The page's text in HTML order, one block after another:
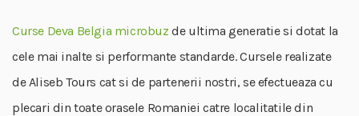
Curse Deva Belgia microbuz de ultima generatie si dotat la
cele mai inalte si performante standarde. Cursele realizate
de Aliseb Tours cat si de partenerii nostri, se efectueaza cu
plecari din toate orasele Romaniei catre localitatile din